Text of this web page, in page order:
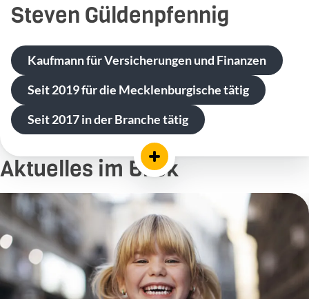
Steven Güldenpfennig
Kaufmann für Versicherungen und Finanzen
Seit 2019 für die Mecklenburgische tätig
Seit 2017 in der Branche tätig
Aktuelles im Blick